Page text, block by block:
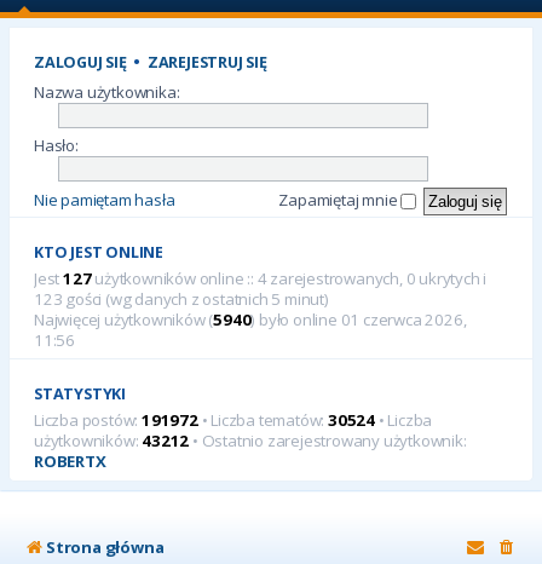
ZALOGUJ SIĘ• ZAREJESTRUJ SIĘ
Nazwa użytkownika:
Hasło:
Nie pamiętam hasła Zapamiętaj mnie
KTO JEST ONLINE
Jest127użytkowników online :: 4 zarejestrowanych, 0 ukrytych i
123 gości (wg danych z ostatnich 5 minut)
Najwięcej użytkowników (5940) było online 01 czerwca 2026,
11:56
STATYSTYKI
Liczba postów: 191972• Liczba tematów:30524 • Liczba
użytkowników: 43212 • Ostatnio zarejestrowany użytkownik:
ROBERTX
Strona główna